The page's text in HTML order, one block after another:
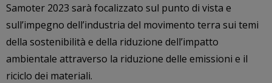
Samoter 2023 sarà focalizzato sul punto di vista e
sull’impegno dell’industria del movimento terra sui temi
della sostenibilità e della riduzione dell’impatto
ambientale attraverso la riduzione delle emissioni e il
riciclo dei materiali.